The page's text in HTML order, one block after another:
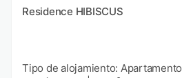
Residence HIBISCUS
Tipo de alojamiento: Apartamento